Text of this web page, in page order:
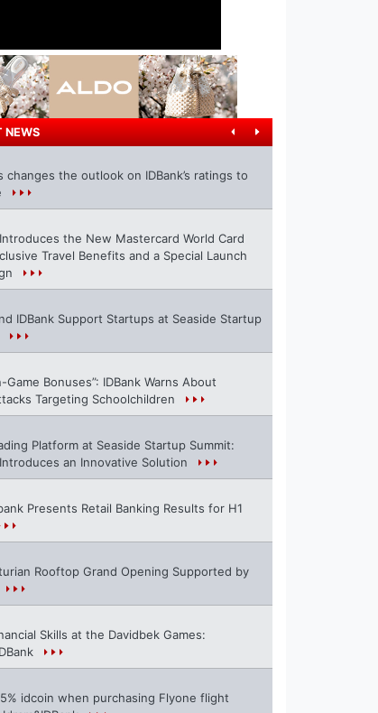
NEWS
changes the outlook on IDBank’s ratings to
the New Mastercard World Card
Travel Benefits and a Special Launch
IDBank Support Startups at Seaside Startup
Game Bonuses”: IDBank Warns About
Targeting Schoolchildren
Platform at Seaside Startup Summit:
an Innovative Solution
Presents Retail Banking Results for H1
Rooftop Grand Opening Supported by
Skills at the Davidbek Games:
idcoin when purchasing Flyone flight